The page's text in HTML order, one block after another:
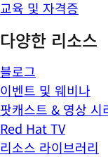
교육 및 자격증
다양한 리소스
블로그
이벤트 및 웨비나
팟캐스트 & 영상 시
Red Hat TV
리소스 라이브러리